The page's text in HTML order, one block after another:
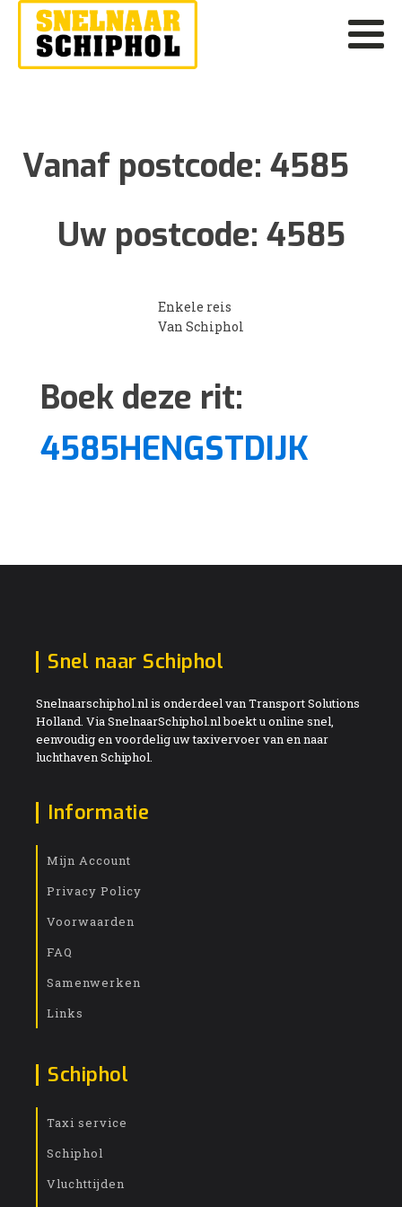
Vanaf postcode: 4585
Uw postcode: 4585
Enkele reis
Van Schiphol
Boek deze rit:
4585HENGSTDIJK
Snel naar Schiphol
Snelnaarschiphol.nl is onderdeel van Transport Solutions
Holland. Via SnelnaarSchiphol.nl boekt u online snel,
eenvoudig en voordelig uw taxivervoer van en naar
luchthaven Schiphol.
Informatie
Mijn Account
Privacy Policy
Voorwaarden
FAQ
Samenwerken
Links
Schiphol
Taxi service
Schiphol
Vluchttijden